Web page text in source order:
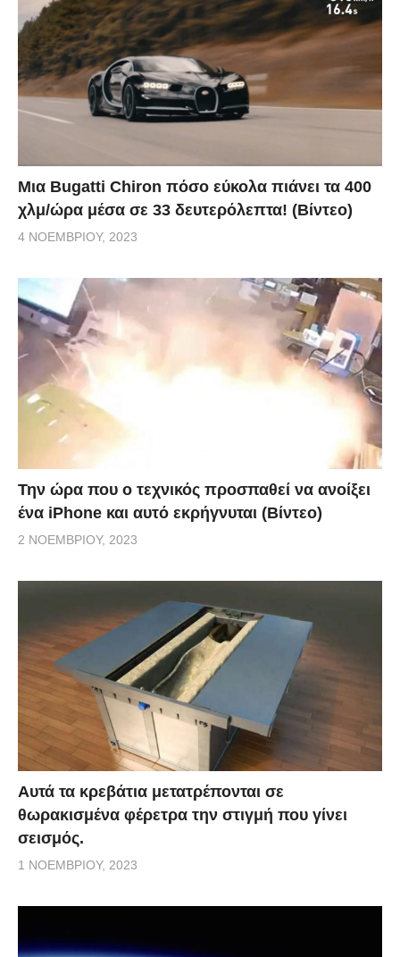
Μια Bugatti Chiron πόσο εύκολα πιάνει τα 400
χλμ/ώρα μέσα σε 33 δευτερόλεπτα! (Βίντεο)
4 ΝΟΕΜΒΡΊΟΥ, 2023
Την ώρα που ο τεχνικός προσπαθεί να ανοίξει
ένα iPhone και αυτό εκρήγνυται (Βίντεο)
2 ΝΟΕΜΒΡΊΟΥ, 2023
Αυτά τα κρεβάτια μετατρέπονται σε
θωρακισμένα φέρετρα την στιγμή που γίνει
σεισμός.
1 ΝΟΕΜΒΡΊΟΥ, 2023